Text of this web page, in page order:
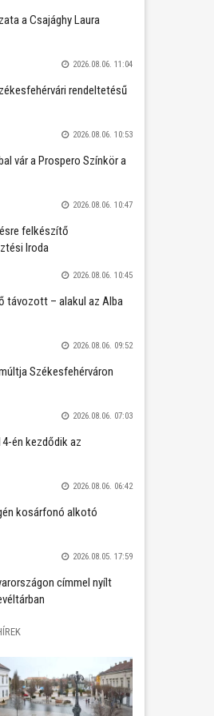
a Csajághy Laura
2026.08.06. 11:04
rendeltetésű
2026.08.06. 10:53
vár a Prospero Színkör a
2026.08.06. 10:47
felkészítő
Iroda
2026.08.06. 10:45
távozott – alakul az Alba
2026.08.06. 09:52
Székesfehérváron
2026.08.06. 07:03
én kezdődik az
2026.08.06. 06:42
kosárfonó alkotó
2026.08.05. 17:59
címmel nyílt